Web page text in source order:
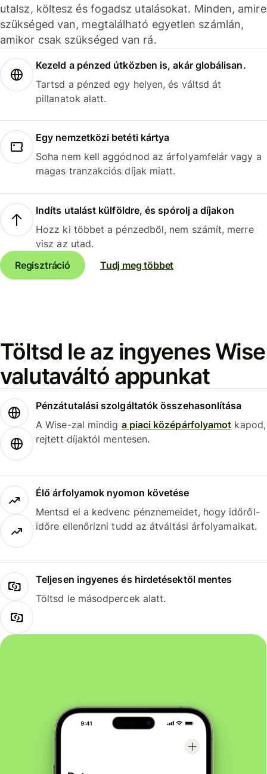
utalsz, költesz és fogadsz utalásokat. Minden, amire
szükséged van, megtalálható egyetlen számlán,
amikor csak szükséged van rá.
Kezeld a pénzed útközben is, akár globálisan.
Tartsd a pénzed egy helyen, és váltsd át
pillanatok alatt.
Egy nemzetközi betéti kártya
Soha nem kell aggódnod az árfolyamfelár vagy a
magas tranzakciós díjak miatt.
Indíts utalást külföldre, és spórolj a díjakon
Hozz ki többet a pénzedből, nem számít, merre
visz az utad.
Regisztráció
Tudj meg többet
Töltsd le az ingyenes Wise
valutaváltó appunkat
Pénzátutalási szolgáltatók összehasonlítása
A Wise-zal mindig a piaci középárfolyamot kapod,
rejtett díjaktól mentesen.
Élő árfolyamok nyomon követése
Mentsd el a kedvenc pénznemeidet, hogy időről-
időre ellenőrizni tudd az átváltási árfolyamaikat.
Teljesen ingyenes és hirdetésektől mentes
Töltsd le másodpercek alatt.